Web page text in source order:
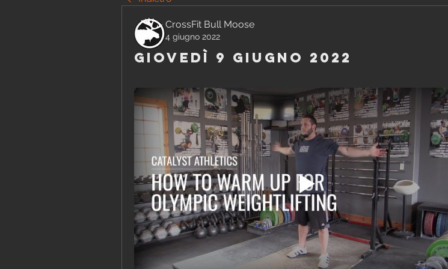
CrossFit Bull Moose
4 giugno 2022
Giovedì 9 Giugno 2022